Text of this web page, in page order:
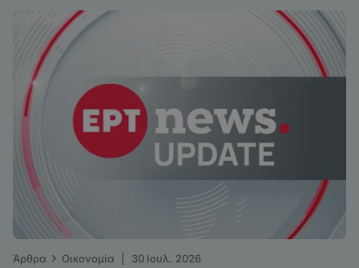
Άρθρα › Οικονομία 30 Ιουλ. 2026